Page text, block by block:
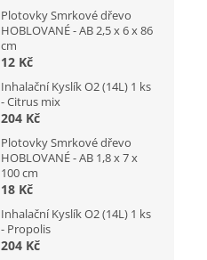
Plotovky Smrkové dřevo
HOBLOVANÉ - AB 2,5 x 6 x 86
cm
12 Kč
Inhalační Kyslík O2 (14L) 1 ks
- Citrus mix
204 Kč
Plotovky Smrkové dřevo
HOBLOVANÉ - AB 1,8 x 7 x
100 cm
18 Kč
Inhalační Kyslík O2 (14L) 1 ks
- Propolis
204 Kč